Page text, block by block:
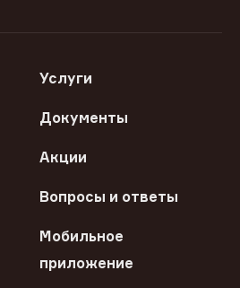
Услуги
Документы
Акции
Вопросы и ответы
Мобильное
приложение